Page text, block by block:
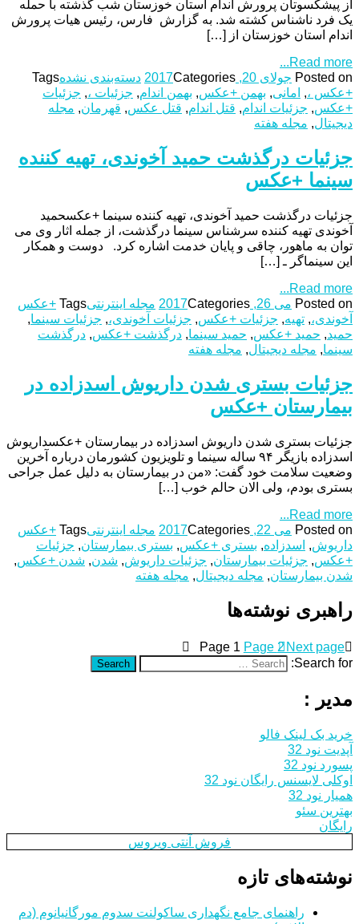
از پیشکسوتان پرورش اندام استان خوزستان شب گذشته با حمله
یک فرد ناشناس کشته شد. به گزارش فارس، رئیس هیات پرورش
اندام استان خوزستان از […]
Read more...
Posted on جولای 20, 2017 Categories دسته‌بندی نشدهTags
+عکس ،, امانی, بهمن +عکس, بهمن اندام, جزئیات ،, جزئیات
+عکس, جزئیات اندام, قتل اندام, قتل عکس, قهرمان, مجله
دیجیتال, مجله هفته
جزئیات درگذشت حمید آخوندی، تهیه‌ کننده
سینما +عکس
جزئیات درگذشت حمید آخوندی، تهیه‌ کننده سینما +عکسحمید
آخوندی تهیه‌ کننده سرشناس سینما درگذشت، از جمله اثار وی می
توان به ماهور، چاقی و پایان خدمت اشاره کرد. دوست و همکار
این سینماگر ـ […]
Read more...
Posted on می 26, 2017 Categories مجله اینترنتیTags +عکس
آخوندی،, تهیه, جزئیات +عکس, جزئیات آخوندی،, جزئیات سینما,
حمید, حمید +عکس, حمید سینما, درگذشت +عکس, درگذشت
سینما, مجله دیجیتال, مجله هفته
جزئیات بستری شدن داریوش اسدزاده در
بیمارستان +عکس
جزئیات بستری شدن داریوش اسدزاده در بیمارستان +عکسداریوش
اسدزاده بازیگر ۹۴ ساله سینما و تلویزیون کشورمان درباره آخرین
وضعیت سلامت خود گفت: «من در بیمارستان به دلیل عمل جراحی
بستری بودم، ولی الان حالم خوب […]
Read more...
Posted on می 22, 2017 Categories مجله اینترنتیTags +عکس
داریوش, اسدزاده, بستری +عکس, بستری بیمارستان, جزئیات
+عکس, جزئیات بیمارستان, جزئیات داریوش, شدن, شدن +عکس,
شدن بیمارستان, مجله دیجیتال, مجله هفته
راهبری نوشته‌ها
Page 1 Page 2 Next page
Search for:
Search
مدیر :
خرید بک لینک فالو
آپدیت نود 32
پسورد نود 32
اوکلی لایسنس رایگان نود 32
همیار نود 32
بهترین سئو
رایگان
فروش آنتی ویروس
نوشته‌های تازه
راهنمای جامع نگهداری ساکولنت سدوم مورگانیانوم (دم